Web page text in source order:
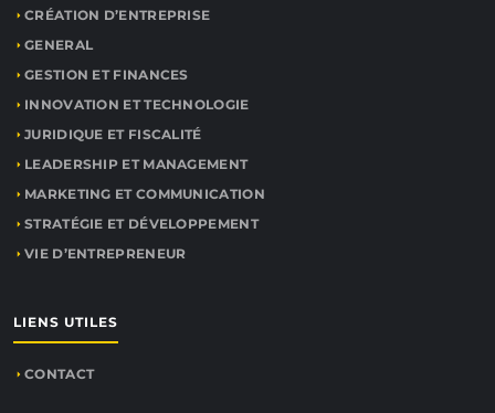
CRÉATION D’ENTREPRISE
GENERAL
GESTION ET FINANCES
INNOVATION ET TECHNOLOGIE
JURIDIQUE ET FISCALITÉ
LEADERSHIP ET MANAGEMENT
MARKETING ET COMMUNICATION
STRATÉGIE ET DÉVELOPPEMENT
VIE D’ENTREPRENEUR
LIENS UTILES
CONTACT